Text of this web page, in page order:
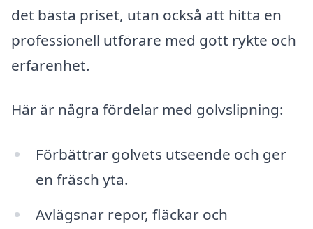
det bästa priset, utan också att hitta en
professionell utförare med gott rykte och
erfarenhet.
Här är några fördelar med golvslipning:
Förbättrar golvets utseende och ger
en fräsch yta.
Avlägsnar repor, fläckar och